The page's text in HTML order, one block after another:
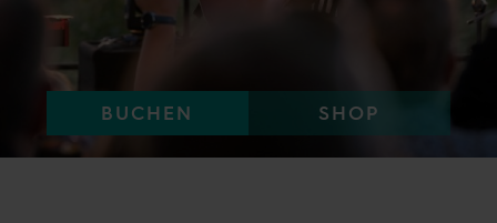
BUCHEN SHOP